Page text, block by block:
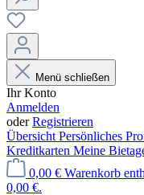
Menü schließen
Ihr Konto
Anmelden
oderRegistrieren
Übersicht Persönliches
Kreditkarten Meine
0,00 € Warenkorb
0,00 €.